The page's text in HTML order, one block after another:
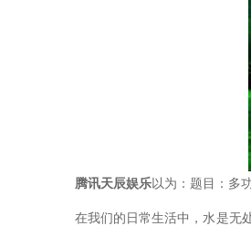
腾讯天辰娱乐以为：题目：多
在我们的日常生活中，水是无